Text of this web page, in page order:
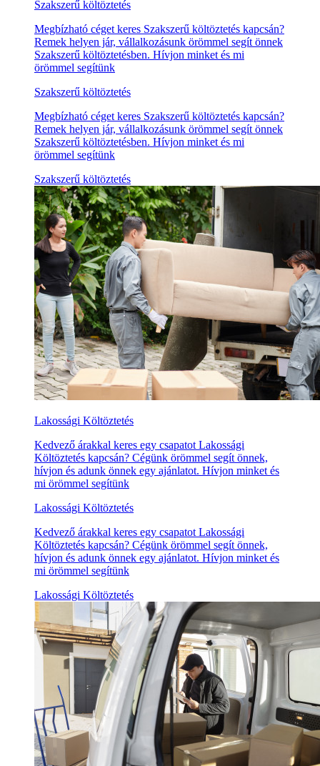
Szakszerű költöztetés
Megbízható céget keres Szakszerű költöztetés kapcsán?
Remek helyen jár, vállalkozásunk örömmel segít önnek
Szakszerű költöztetésben. Hívjon minket és mi
örömmel segítünk
Szakszerű költöztetés
Megbízható céget keres Szakszerű költöztetés kapcsán?
Remek helyen jár, vállalkozásunk örömmel segít önnek
Szakszerű költöztetésben. Hívjon minket és mi
örömmel segítünk
Szakszerű költöztetés
Lakossági Költöztetés
Kedvező árakkal keres egy csapatot Lakossági
Költöztetés kapcsán? Cégünk örömmel segít önnek,
hívjon és adunk önnek egy ajánlatot. Hívjon minket és
mi örömmel segítünk
Lakossági Költöztetés
Kedvező árakkal keres egy csapatot Lakossági
Költöztetés kapcsán? Cégünk örömmel segít önnek,
hívjon és adunk önnek egy ajánlatot. Hívjon minket és
mi örömmel segítünk
Lakossági Költöztetés